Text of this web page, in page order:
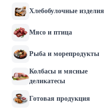
Хлебобулочные изделия
Мясо и птица
Рыба и морепродукты
Колбасы и мясные
деликатесы
Готовая продукция